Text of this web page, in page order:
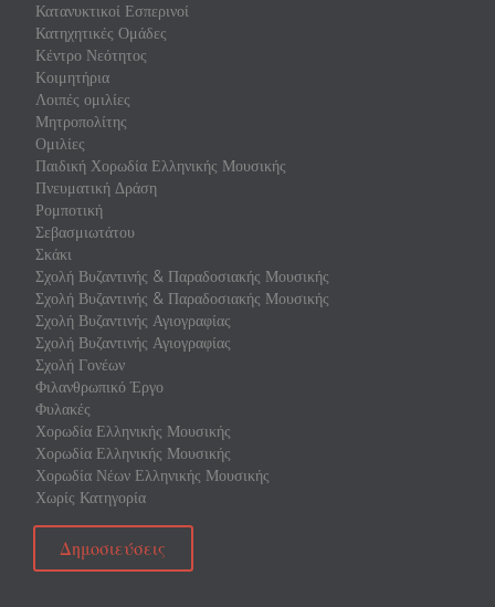
Κατανυκτικοί Εσπερινοί
Κατηχητικές Ομάδες
Κέντρο Νεότητος
Κοιμητήρια
Λοιπές ομιλίες
Μητροπολίτης
Ομιλίες
Παιδική Χορωδία Ελληνικής Μουσικής
Πνευματική Δράση
Ρομποτική
Σεβασμιωτάτου
Σκάκι
Σχολή Βυζαντινής & Παραδοσιακής Μουσικής
Σχολή Βυζαντινής & Παραδοσιακής Μουσικής
Σχολή Βυζαντινής Αγιογραφίας
Σχολή Βυζαντινής Αγιογραφίας
Σχολή Γονέων
Φιλανθρωπικό Έργο
Φυλακές
Χορωδία Ελληνικής Μουσικής
Χορωδία Ελληνικής Μουσικής
Χορωδία Νέων Ελληνικής Μουσικής
Χωρίς Κατηγορία
Δημοσιεύσεις